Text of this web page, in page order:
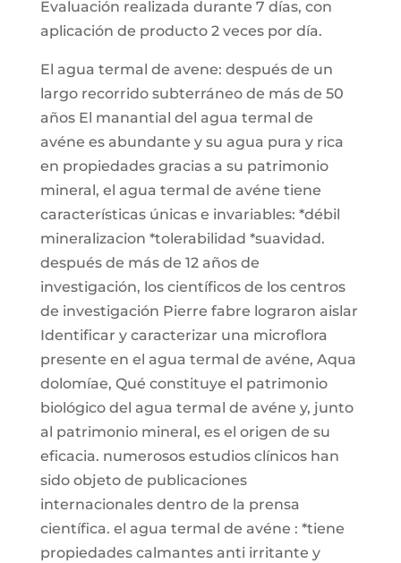
Evaluación realizada durante 7 días, con
aplicación de producto 2 veces por día.
El agua termal de avene: después de un
largo recorrido subterráneo de más de 50
años El manantial del agua termal de
avéne es abundante y su agua pura y rica
en propiedades gracias a su patrimonio
mineral, el agua termal de avéne tiene
características únicas e invariables: *débil
mineralizacion *tolerabilidad *suavidad.
después de más de 12 años de
investigación, los científicos de los centros
de investigación Pierre fabre lograron aislar
Identificar y caracterizar una microflora
presente en el agua termal de avéne, Aqua
dolomíae, Qué constituye el patrimonio
biológico del agua termal de avéne y, junto
al patrimonio mineral, es el origen de su
eficacia. numerosos estudios clínicos han
sido objeto de publicaciones
internacionales dentro de la prensa
científica. el agua termal de avéne : *tiene
propiedades calmantes anti irritante y